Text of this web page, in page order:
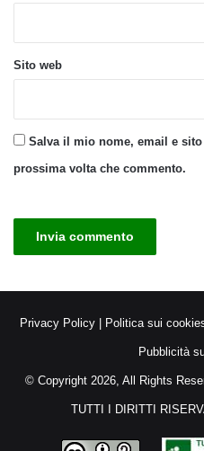
Sito web
Salva il mio nome, email e
prossima volta che commento.
Privacy Policy| Politica sui
Pubblicità
© Copyright 2026, All Rights
TUTTI I DIRITTI